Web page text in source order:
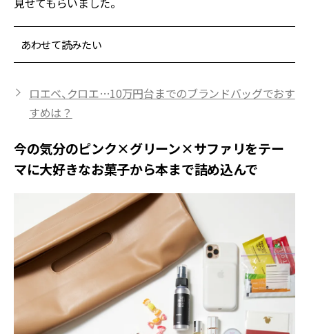
あわせて読みたい
ロエベ、クロエ…10万円台までのブランドバッグでおす
すめは？
今の気分のピンク×グリーン×サファリをテー
マに大好きなお菓子から本まで詰め込んで